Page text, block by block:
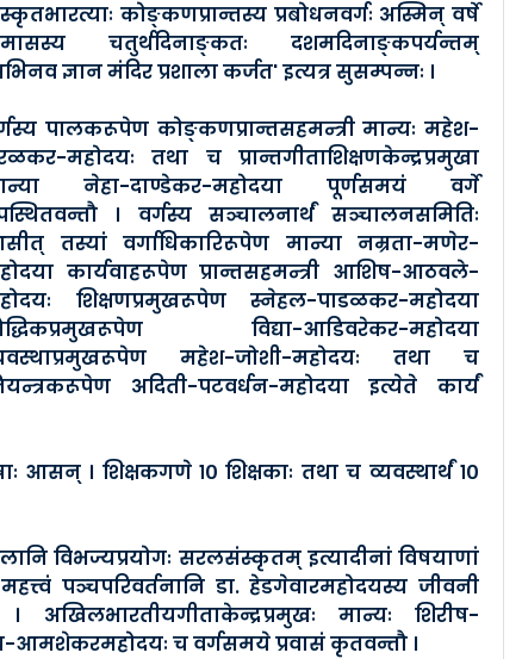
कोङ्कणप्रान्तस्य प्रबोधनवर्गः अस्मिन् वर्षे
चतुर्थदिनाङ्कतः दशमदिनाङ्कपर्यन्तम्
ज्ञान मंदिर प्रशाला कर्जत' इत्यत्र सुसम्पन्नः ।
पालकरूपेण कोङ्कणप्रान्तसहमन्त्री मान्यः महेश-
महोदयः तथा च प्रान्तगीताशिक्षणकेन्द्रप्रमुखा
नेहा-दाण्डेकर-महोदया पूर्णसमयं वर्गे
। वर्गस्य सञ्चालनार्थं सञ्चालनसमितिः
तस्यां वर्गाधिकारिरूपेण मान्या नम्रता-मणेर-
कार्यवाहरूपेण प्रान्तसहमन्त्री आशिष-आठवले-
शिक्षणप्रमुखरूपेण स्नेहल-पाडळकर-महोदया
विद्या-आडिवरेकर-महोदया
महेश-जोशी-महोदयः तथा च
अदिती-पटवर्धन-महोदया इत्येते कार्यं
आसन् । शिक्षकगणे १० शिक्षकाः तथा च व्यवस्थार्थं १०
विभज्यप्रयोगः सरलसंस्कृतम् इत्यादीनां विषयाणां
पञ्चपरिवर्तनानि डा. हेडगेवारमहोदयस्य जीवनी
मान्यः शिरीष-
आमशेकरमहोदयः च वर्गसमये प्रवासं कृतवन्तौ ।